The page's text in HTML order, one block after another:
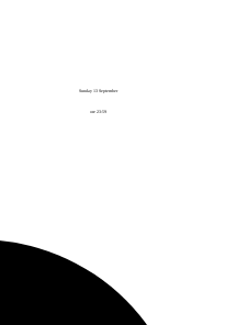
Sunday 13 September
ore 23:59